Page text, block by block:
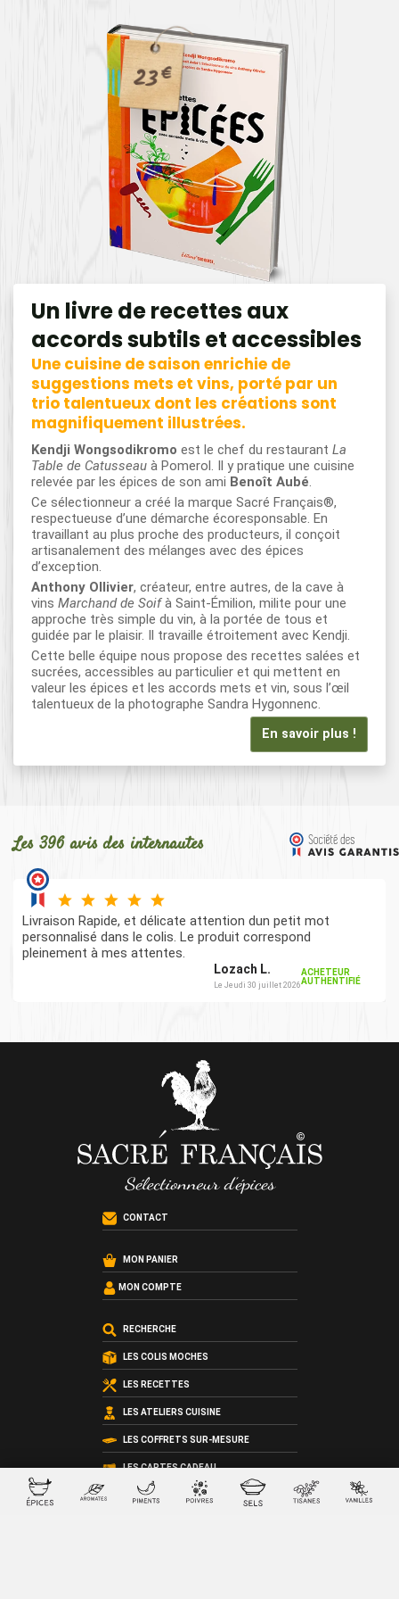
23€
Un livre de recettes aux
accords subtils et accessibles
Une cuisine de saison enrichie de
suggestions mets et vins, porté par un
trio talentueux dont les créations sont
magnifiquement illustrées.
Kendji Wongsodikromo est le chef du restaurant La
Table de Catusseau à Pomerol. Il y pratique une cuisine
relevée par les épices de son ami Benoît Aubé.
Ce sélectionneur a créé la marque Sacré Français®,
respectueuse d’une démarche écoresponsable. En
travaillant au plus proche des producteurs, il conçoit
artisanalement des mélanges avec des épices
d’exception.
Anthony Ollivier, créateur, entre autres, de la cave à
vins Marchand de Soifà Saint-Émilion, milite pour une
approche très simple du vin, à la portée de tous et
guidée par le plaisir. Il travaille étroitement avec Kendji.
Cette belle équipe nous propose des recettes salées et
sucrées, accessibles au particulier et qui mettent en
valeur les épices et les accords mets et vin, sous l’œil
talentueux de la photographe Sandra Hygonnenc.
En savoir plus !
Les 396 avis des internautes
Livraison Rapide, et délicate attention dun petit mot
personnalisé dans le colis. Le produit correspond
pleinement à mes attentes.
Lozach L.
Le Jeudi 30 juillet 2026
ACHETEUR
AUTHENTIFIÉ
CONTACT
MON PANIER
MON COMPTE
RECHERCHE
LES COLIS MOCHES
LES RECETTES
LES ATELIERS CUISINE
LES COFFRETS SUR-MESURE
LES CARTES CADEAU